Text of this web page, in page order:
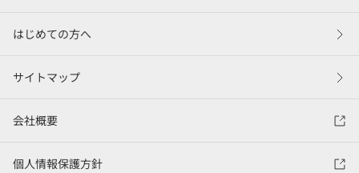
はじめての方へ
サイトマップ
会社概要
個人情報保護方針